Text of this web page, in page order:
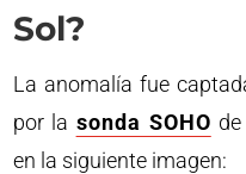
Sol?
La anomalía fue
por la sonda SOHO
en la siguiente imagen: